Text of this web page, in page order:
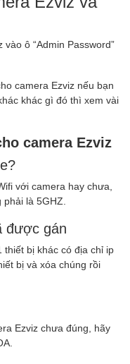
ô “Admin Password”
camera Ezviz nếu bạn
khác gì đó thì xem vài
camera Ezviz
với camera hay chưa,
phải là 5GHZ.
được gán
bị khác có địa chỉ ip
bị và xóa chúng rồi
Ezviz chưa đúng, hãy